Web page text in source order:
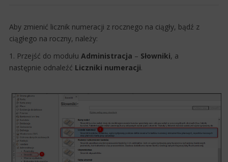
Aby zmienić licznik numeracji z roczneg​o na ciągły, bądź z
ciągłego na roczny, należy:
1. Przejść do modułu Administracja –​ Słowniki, a
następnie odnaleźć Liczniki numeracji.